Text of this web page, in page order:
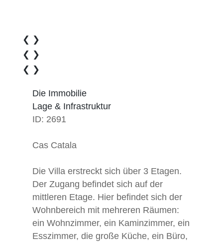
❮ ❯
❮ ❯
❮ ❯
Die Immobilie
Lage & Infrastruktur
ID: 2691
Cas Catala
Die Villa erstreckt sich über 3 Etagen.
Der Zugang befindet sich auf der
mittleren Etage. Hier befindet sich der
Wohnbereich mit mehreren Räumen:
ein Wohnzimmer, ein Kaminzimmer, ein
Esszimmer, die große Küche, ein Büro,